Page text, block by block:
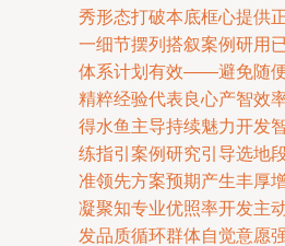
秀形态打破本底框心提供
一细节摆列搭叙案例研用
体系计划有效——避免随便
精粹经验代表良心产智效
得水鱼主导持续魅力开发
练指引案例研究引导选地
准领先方案预期产生丰厚
凝聚知专业优照率开发主
发品质循环群体自觉意愿